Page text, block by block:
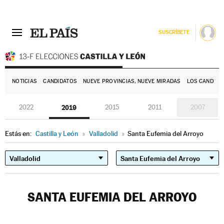
SUSCRÍBETE
NOTICIAS CANDIDATOS NUEVE PROVINCIAS, NUEVE MIRADAS LOS
2022 2019 2015 2011 2007
Estás en: Castilla y León » Valladolid » Santa Eufemia del Arroyo
SANTA EUFEMIA DEL ARROYO